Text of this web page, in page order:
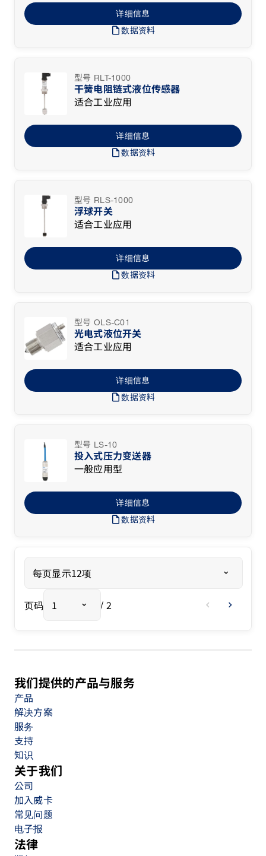
draft数据资料
详细信息
型号 RLT-1000
干簧电阻链式液位传感器
适合工业应用
draft数据资料
详细信息
型号 RLS-1000
浮球开关
适合工业应用
draft数据资料
详细信息
型号 OLS-C01
光电式液位开关
适合工业应用
draft数据资料
详细信息
型号 LS-10
投入式压力变送器
一般应用型
draft数据资料
详细信息
每页显示12项
页码 1 / 2 chevron_left chevron_right
我们提供的产品与服务
产品
解决方案
服务
支持
知识
关于我们
公司
加入威卡
常见问题
电子报
法律